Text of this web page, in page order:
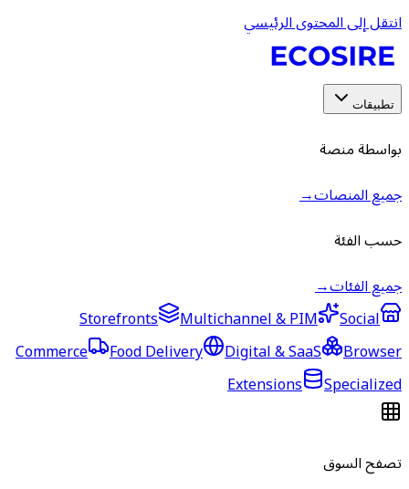
انتقل إلى المحتوى الرئيسي
تطبيقات
بواسطة منصة
جميع المنصات→
حسب الفئة
جميع الفئات→
Storefronts
Multichannel & PIM
Social
Commerce
Food Delivery Digital & SaaS
Browser
Extensions
Specialized
تصفح السوق